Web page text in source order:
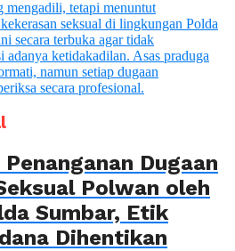
Dugaan
Polwan oleh
Sumbar, Etik
Dihentikan